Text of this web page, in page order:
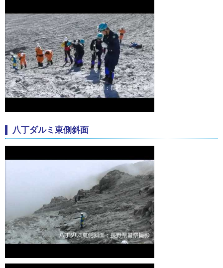
八丁ダルミ東側斜面